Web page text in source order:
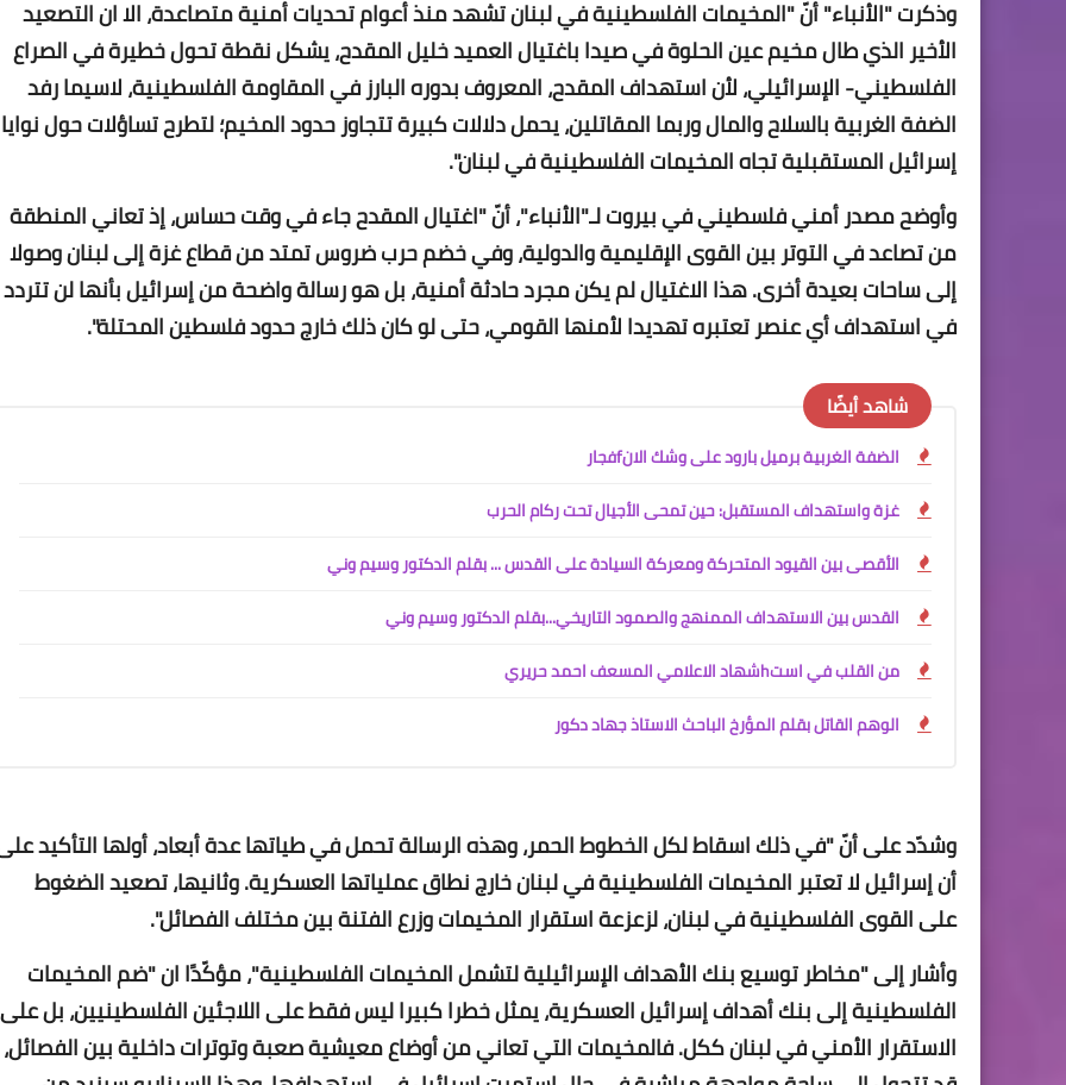
وذكرت "الأنباء" أنّ "المخيمات الفلسطينية في لبنان تشهد منذ أعوام تحديات أمنية متصاعدة، الا ان التصعيد
الأخير الذي طال مخيم عين الحلوة في صيدا باغتيال العميد خليل المقدح، يشكل نقطة تحول خطيرة في الصراع
الفلسطيني- الإسرائيلي، لأن استهداف المقدح، المعروف بدوره البارز في المقاومة الفلسطينية، لاسيما رفد
الضفة الغربية بالسلاح والمال وربما المقاتلين، يحمل دلالات كبيرة تتجاوز حدود المخيم؛ لتطرح تساؤلات حول نوايا
إسرائيل المستقبلية تجاه المخيمات الفلسطينية في لبنان".
وأوضح مصدر أمني فلسطيني في بيروت لـ"الأنباء"، أنّ "اغتيال المقدح جاء في وقت حساس، إذ تعاني المنطقة
من تصاعد في التوتر بين القوى الإقليمية والدولية، وفي خضم حرب ضروس تمتد من قطاع غزة إلى لبنان وصولا
إلى ساحات بعيدة أخرى. هذا الاغتيال لم يكن مجرد حادثة أمنية، بل هو رسالة واضحة من إسرائيل بأنها لن تتردد
في استهداف أي عنصر تعتبره تهديدا لأمنها القومي، حتى لو كان ذلك خارج حدود فلسطين المحتلة".
شاهد أيضًا
الضفة الغربية برميل بارود على وشك الانfفجار
غزة واستهداف المستقبل: حين تمحى الأجيال تحت ركام الحرب
الأقصى بين القيود المتحركة ومعركة السيادة على القدس ... بقلم الدكتور وسيم وني
القدس بين الاستهداف الممنهج والصمود التاريخي...بقلم الدكتور وسيم وني
من القلب في استhشهاد الاعلامي المسعف احمد حريري
الوهم القاتل بقلم المؤرخ الباحث الاستاذ جهاد دكور
وشدّد على أنّ "في ذلك اسقاط لكل الخطوط الحمر، وهذه الرسالة تحمل في طياتها عدة أبعاد، أولها التأكيد
أن إسرائيل لا تعتبر المخيمات الفلسطينية في لبنان خارج نطاق عملياتها العسكرية. وثانيها، تصعيد الضغوط
على القوى الفلسطينية في لبنان، لزعزعة استقرار المخيمات وزرع الفتنة بين مختلف الفصائل".
وأشار إلى "مخاطر توسيع بنك الأهداف الإسرائيلية لتشمل المخيمات الفلسطينية"، مؤكّدًا ان "ضم المخيمات
الفلسطينية إلى بنك أهداف إسرائيل العسكرية، يمثل خطرا كبيرا ليس فقط على اللاجئين الفلسطينيين، بل على
الاستقرار الأمني في لبنان ككل. فالمخيمات التي تعاني من أوضاع معيشية صعبة وتوترات داخلية بين الفصائل،
Www.albuss.net
03 أغسطس 2017
Www.albuss.net
03 أغسطس 2017
Www.albuss.net